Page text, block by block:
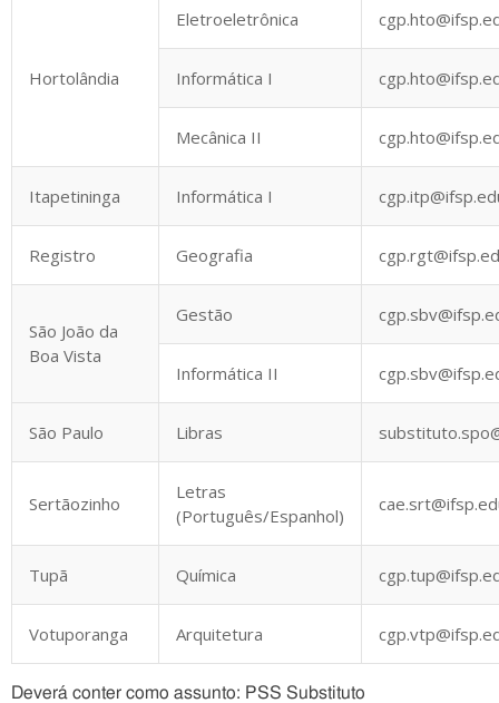
Hortolândia
Eletroeletrônica
Informática I
Mecânica II
Itapetininga Informática I
Registro Geografia
São João da
Boa Vista
Gestão
Informática II
São Paulo Libras
Sertãozinho
Letras
(Português/Espanhol)
Tupã Química
Votuporanga Arquitetura
Deverá conter como assunto: PSS Substituto